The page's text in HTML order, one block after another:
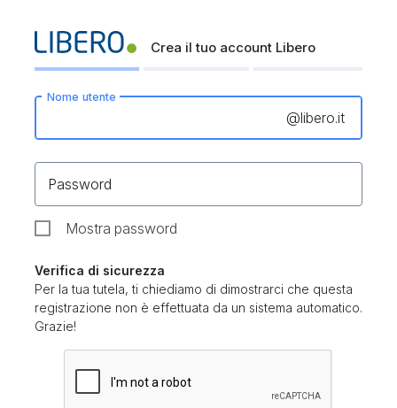
Crea il tuo account Libero
Nome utente
@libero.it
Password
Mostra password
Verifica di sicurezza
Per la tua tutela, ti chiediamo di dimostrarci che questa
registrazione non è effettuata da un sistema automatico.
Grazie!